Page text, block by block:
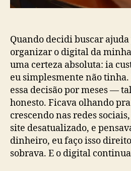
Quando decidi buscar
organizar o digital da
uma certeza absoluta: ia
eu simplesmente não
essa decisão por meses —
honesto. Ficava olhando
crescendo nas redes
site desatualizado, e
dinheiro, eu faço isso
sobrava. E o digital